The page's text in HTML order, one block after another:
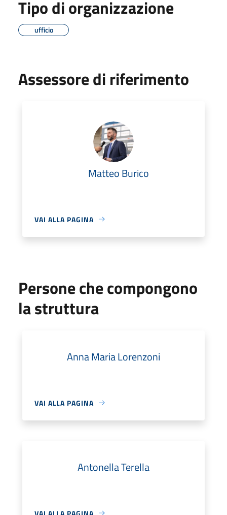
Tipo di organizzazione
ufficio
Assessore di riferimento
Matteo Burico
VAI ALLA PAGINA
Persone che compongono
la struttura
Anna Maria Lorenzoni
VAI ALLA PAGINA
Antonella Terella